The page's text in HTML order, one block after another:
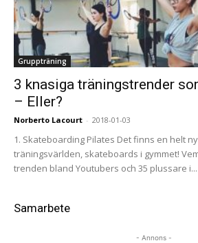
Gruppträning
3 knasiga träningstrender
– Eller?
Norberto Lacourt - 2018-01-03
1. Skateboarding Pilates Det finns en helt
träningsvärlden, skateboards i gymmet!
trenden bland Youtubers och 35 plussare i...
Samarbete
- Annons -